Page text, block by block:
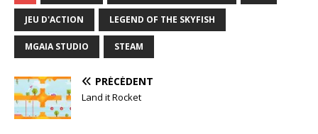
JEU D'ACTION LEGEND OF THE SKYFISH
MGAIA STUDIO STEAM
PRÉCÉDENT
Land it Rocket